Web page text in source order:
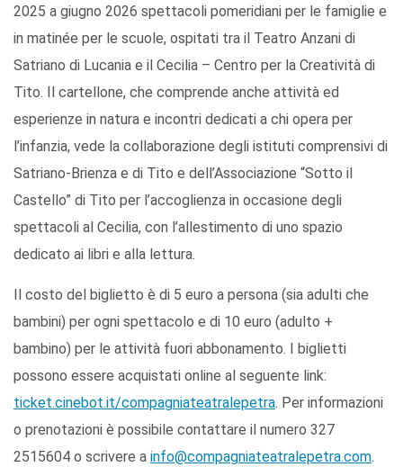
2025 a giugno 2026 spettacoli pomeridiani per le famiglie e
in matinée per le scuole, ospitati tra il Teatro Anzani di
Satriano di Lucania e il Cecilia – Centro per la Creatività di
Tito. Il cartellone, che comprende anche attività ed
esperienze in natura e incontri dedicati a chi opera per
l’infanzia, vede la collaborazione degli istituti comprensivi di
Satriano-Brienza e di Tito e dell’Associazione “Sotto il
Castello” di Tito per l’accoglienza in occasione degli
spettacoli al Cecilia, con l’allestimento di uno spazio
dedicato ai libri e alla lettura.
Il costo del biglietto è di 5 euro a persona (sia adulti che
bambini) per ogni spettacolo e di 10 euro (adulto +
bambino) per le attività fuori abbonamento. I biglietti
possono essere acquistati online al seguente link:
ticket.cinebot.it/compagniateatralepetra. Per informazioni
o prenotazioni è possibile contattare il numero 327
2515604 o scrivere a info@compagniateatralepetra.com.